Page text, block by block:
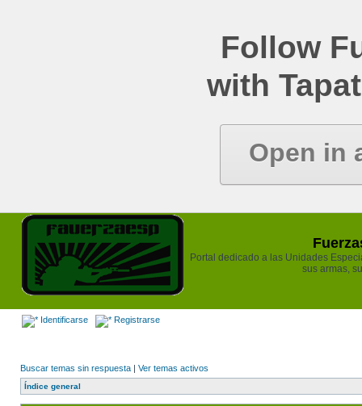
Follow
with
Open in
Portal dedicado a las Unidades
sus armas,
Identificarse Registrarse
Buscar temas sin respuesta | Ver temas activos
Índice general